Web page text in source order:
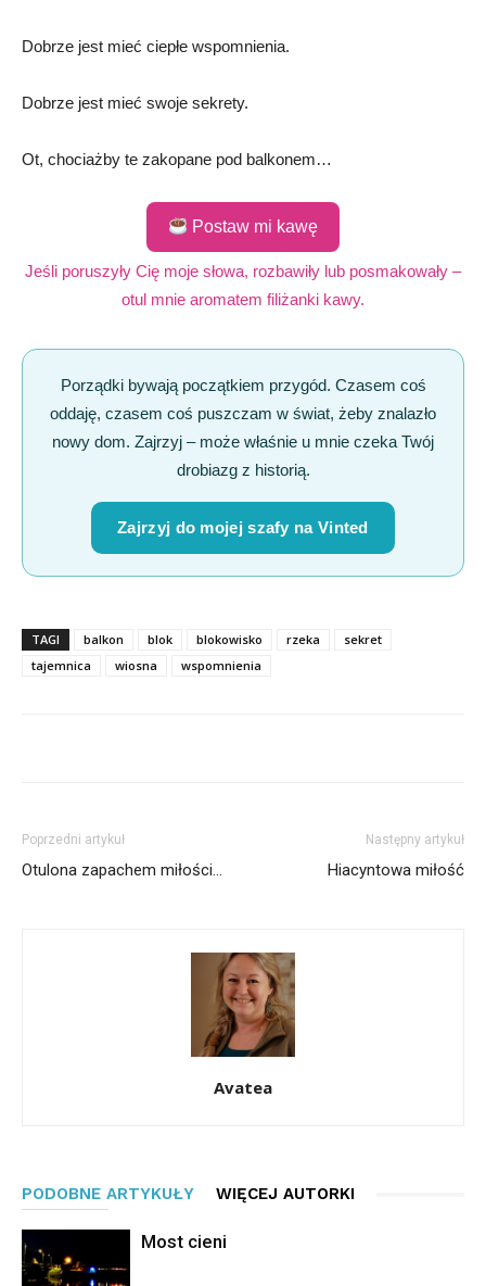
Dobrze jest mieć ciepłe wspomnienia.
Dobrze jest mieć swoje sekrety.
Ot, chociażby te zakopane pod balkonem…
Postaw mi kawę
Jeśli poruszyły Cię moje słowa, rozbawiły lub posmakowały –
otul mnie aromatem filiżanki kawy.
Porządki bywają początkiem przygód. Czasem coś
oddaję, czasem coś puszczam w świat, żeby znalazło
nowy dom. Zajrzyj – może właśnie u mnie czeka Twój
drobiazg z historią.
Zajrzyj do mojej szafy na Vinted
TAGI balkon blok blokowisko rzeka
sekret
tajemnica
wiosna wspomnienia
Poprzedni artykuł
Otulona zapachem miłości…
Następny artykuł
Hiacyntowa miłość
Avatea
PODOBNE ARTYKUŁY WIĘCEJ AUTORKI
Most cieni